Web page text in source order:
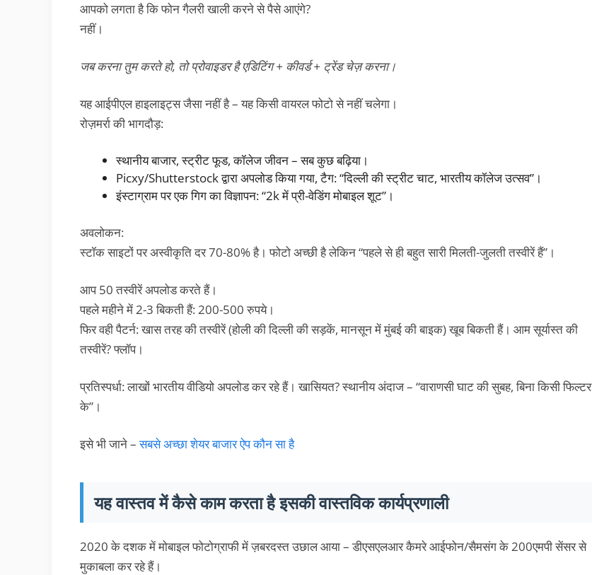
आपको लगता है कि फोन गैलरी खाली करने से पैसे आएंगे?
नहीं।
जब करना तुम करते हो, तो प्रोवाइडर है एडिटिंग + कीवर्ड + ट्रेंड चेज़ करना।
यह आईपीएल हाइलाइट्स जैसा नहीं है – यह किसी वायरल फोटो से नहीं चलेगा।
रोज़मर्रा की भागदौड़:
स्थानीय बाजार, स्ट्रीट फूड, कॉलेज जीवन – सब कुछ बढ़िया।
Picxy/Shutterstock द्वारा अपलोड किया गया, टैग: “दिल्ली की स्ट्रीट चाट, भारतीय कॉलेज उत्सव”।
इंस्टाग्राम पर एक गिग का विज्ञापन: “2k में प्री-वेडिंग मोबाइल शूट”।
अवलोकन:
स्टॉक साइटों पर अस्वीकृति दर 70-80% है। फोटो अच्छी है लेकिन “पहले से ही बहुत सारी मिलती-जुलती तस्वीरें हैं”।
आप 50 तस्वीरें अपलोड करते हैं।
पहले महीने में 2-3 बिकती हैं: 200-500 रुपये।
फिर वही पैटर्न: खास तरह की तस्वीरें (होली की दिल्ली की सड़कें, मानसून में मुंबई की बाइक) खूब बिकती हैं। आम सूर्यास्त की
तस्वीरें? फ्लॉप।
प्रतिस्पर्धा: लाखों भारतीय वीडियो अपलोड कर रहे हैं। खासियत? स्थानीय अंदाज – “वाराणसी घाट की सुबह, बिना किसी फिल्टर
के”।
इसे भी जाने –सबसे अच्छा शेयर बाजार ऐप कौन सा है
यह वास्तव में कैसे काम करता है इसकी वास्तविक कार्यप्रणाली
2020 के दशक में मोबाइल फोटोग्राफी में ज़बरदस्त उछाल आया – डीएसएलआर कैमरे आईफोन/सैमसंग के 200एमपी सेंसर से
मुकाबला कर रहे हैं।